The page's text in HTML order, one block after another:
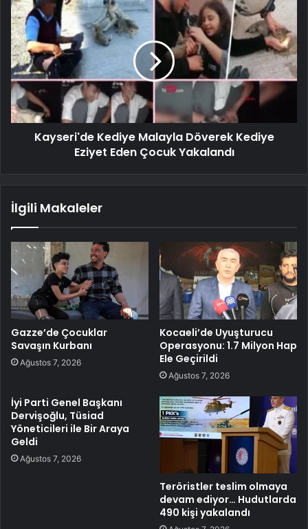
Kayseri'de Kediye Malayla Döverek Kediye
Eziyet Eden Çocuk Yakalandı
İlgili Makaleler
Gazze’de Çocuklar
Savaşın Kurbanı
Ağustos 7, 2026
Kocaeli’de Uyuşturucu
Operasyonu: 1.7 Milyon Hap
Ele Geçirildi
Ağustos 7, 2026
İyi Parti Genel Başkanı
Dervişoğlu, Tüsiad
Yöneticileri ile Bir Araya
Geldi
Ağustos 7, 2026
Teröristler teslim olmaya
devam ediyor… Hudutlarda
490 kişi yakalandı